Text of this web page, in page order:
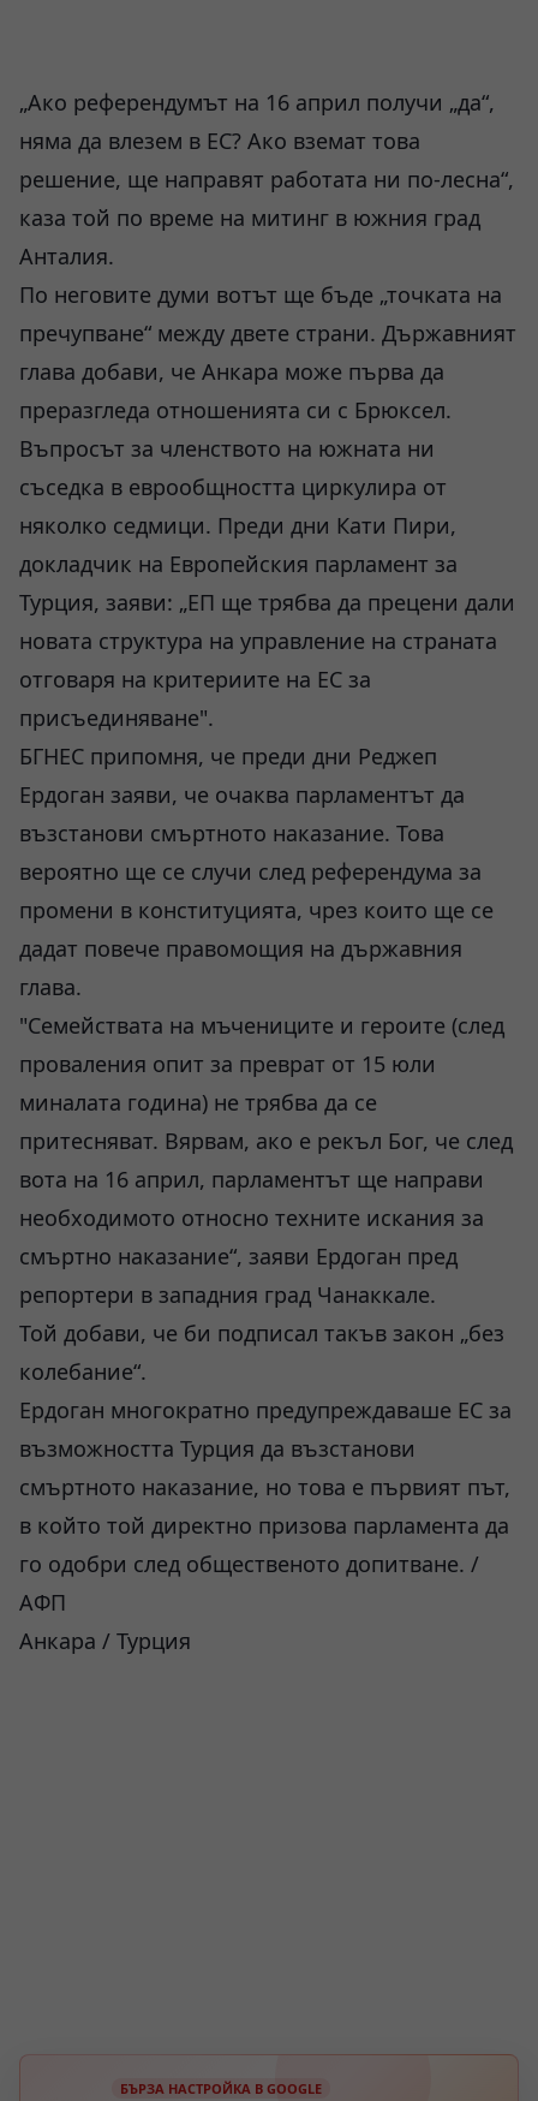
„Ако референдумът на 16 април получи „да“,
няма да влезем в ЕС? Ако вземат това
решение, ще направят работата ни по-лесна“,
каза той по време на митинг в южния град
Анталия.
По неговите думи вотът ще бъде „точката на
пречупване“ между двете страни. Държавният
глава добави, че Анкара може първа да
преразгледа отношенията си с Брюксел.
Въпросът за членството на южната ни
съседка в еврообщността циркулира от
няколко седмици. Преди дни Кати Пири,
докладчик на Европейския парламент за
Турция, заяви: „ЕП ще трябва да прецени дали
новата структура на управление на страната
отговаря на критериите на ЕС за
присъединяване".
БГНЕС припомня, че преди дни Реджеп
Ердоган заяви, че очаква парламентът да
възстанови смъртното наказание. Това
вероятно ще се случи след референдума за
промени в конституцията, чрез които ще се
дадат повече правомощия на държавния
глава.
"Семействата на мъчениците и героите (след
проваления опит за преврат от 15 юли
миналата година) не трябва да се
притесняват. Вярвам, ако е рекъл Бог, че след
вота на 16 април, парламентът ще направи
необходимото относно техните искания за
смъртно наказание“, заяви Ердоган пред
репортери в западния град Чанаккале.
Той добави, че би подписал такъв закон „без
колебание“.
Ердоган многократно предупреждаваше ЕС за
възможността Турция да възстанови
смъртното наказание, но това е първият път,
в който той директно призова парламента да
го одобри след общественото допитване. /
АФП
Анкара / Турция
БЪРЗА НАСТРОЙКА В GOOGLE